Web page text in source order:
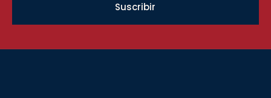
Suscribir